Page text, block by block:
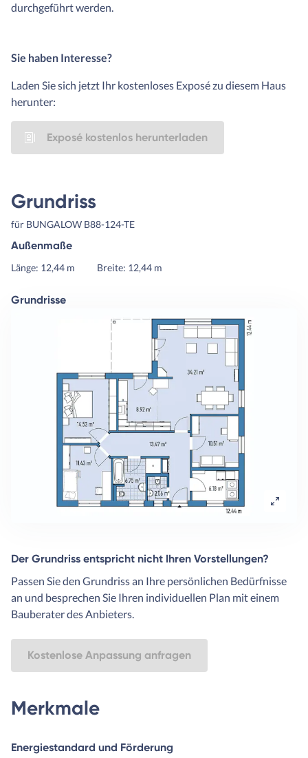
durchgeführt werden.
Sie haben Interesse?
Laden Sie sich jetzt Ihr kostenloses Exposé zu diesem Haus
herunter:
Exposé kostenlos herunterladen
Grundriss
für BUNGALOW B88-124-TE
Außenmaße
Länge: 12,44 m Breite: 12,44 m
Grundrisse
Der Grundriss entspricht nicht Ihren Vorstellungen?
Passen Sie den Grundriss an Ihre persönlichen Bedürfnisse
an und besprechen Sie Ihren individuellen Plan mit einem
Bauberater des Anbieters.
Kostenlose Anpassung anfragen
Merkmale
Energiestandard und Förderung